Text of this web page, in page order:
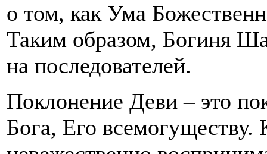
о том, как Ума
Таким образом, Богиня
на последователей.
Поклонение Деви – это
Бога, Его